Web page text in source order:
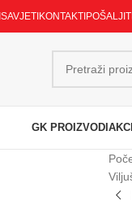
SAVJETI KONTAKTI
GK PROIZVODI